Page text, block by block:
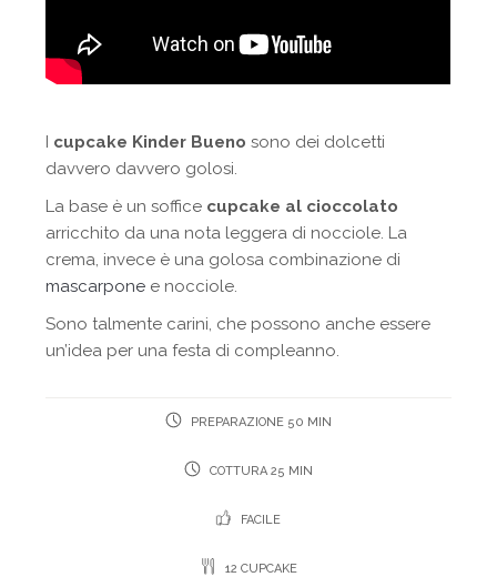
I cupcake Kinder Buenosono dei dolcetti
davvero davvero golosi.
La base è un soffice cupcake al cioccolato
arricchito da una nota leggera di nocciole. La
crema, invece è una golosa combinazione di
mascarpone e nocciole.
Sono talmente carini, che possono anche essere
un’idea per una festa di compleanno.
PREPARAZIONE 50 MIN
COTTURA 25 MIN
FACILE
12 CUPCAKE